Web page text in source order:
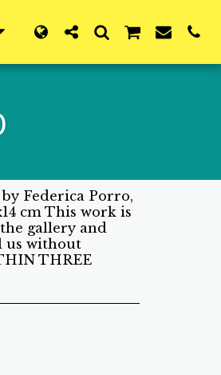
Federica Porro,
cm This work is
gallery and
us without
THREE